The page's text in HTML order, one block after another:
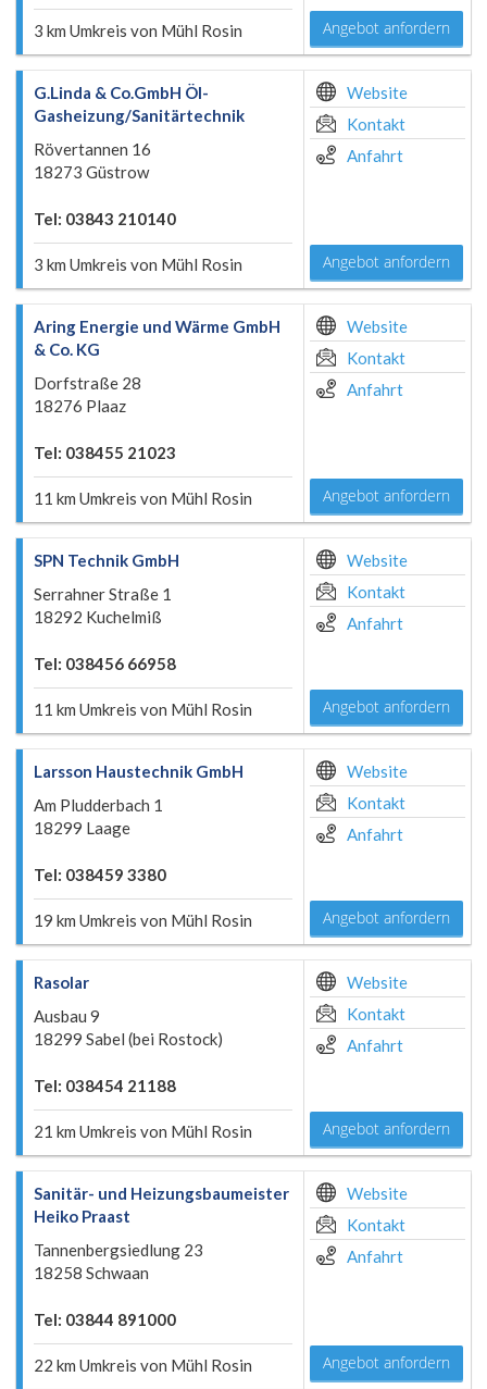
3 km Umkreis von Mühl Rosin Angebot anfordern
G.Linda & Co.GmbH Öl-
Gasheizung/Sanitärtechnik
Rövertannen 16
18273 Güstrow
Tel: 03843 210140
3 km Umkreis von Mühl Rosin
Website
Kontakt
Anfahrt
Angebot anfordern
Aring Energie und Wärme GmbH
& Co. KG
Dorfstraße 28
18276 Plaaz
Tel: 038455 21023
11 km Umkreis von Mühl Rosin
Website
Kontakt
Anfahrt
Angebot anfordern
SPN Technik GmbH
Serrahner Straße 1
18292 Kuchelmiß
Tel: 038456 66958
11 km Umkreis von Mühl Rosin
Website
Kontakt
Anfahrt
Angebot anfordern
Larsson Haustechnik GmbH
Am Pludderbach 1
18299 Laage
Tel: 038459 3380
19 km Umkreis von Mühl Rosin
Website
Kontakt
Anfahrt
Angebot anfordern
Rasolar
Ausbau 9
18299 Sabel (bei Rostock)
Tel: 038454 21188
21 km Umkreis von Mühl Rosin
Website
Kontakt
Anfahrt
Angebot anfordern
Sanitär- und Heizungsbaumeister
Heiko Praast
Tannenbergsiedlung 23
18258 Schwaan
Tel: 03844 891000
22 km Umkreis von Mühl Rosin
Website
Kontakt
Anfahrt
Angebot anfordern